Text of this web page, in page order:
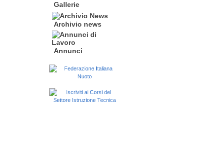
Gallerie
Archivio news
Annunci